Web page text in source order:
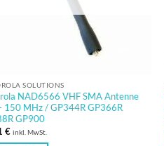
SOLUTIONS
NAD6566 VHF SMA Antenne
150 MHz / GP344R GP366R
GP900
€ inkl. MwSt.